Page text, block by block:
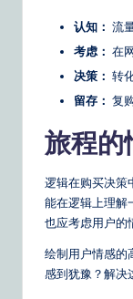
认知： 流
考虑： 在
决策： 转
留存： 复
旅程的
逻辑在购买决策
能在逻辑上理解
也应考虑用户的
绘制用户情感的
感到犹豫？解决